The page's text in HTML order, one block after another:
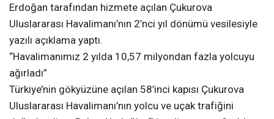
Erdoğan tarafından hizmete açılan Çukurova
Uluslararası Havalimanı’nın 2’nci yıl dönümü vesilesiyle
yazılı açıklama yaptı.
“Havalimanımız 2 yılda 10,57 milyondan fazla yolcuyu
ağırladı”
Türkiye’nin gökyüzüne açılan 58’inci kapısı Çukurova
Uluslararası Havalimanı’nın yolcu ve uçak trafiğini